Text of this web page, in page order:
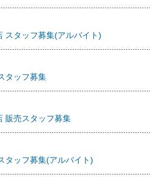
スタッフ募集(アルバイト)
タッフ募集
販売スタッフ募集
タッフ募集(アルバイト)